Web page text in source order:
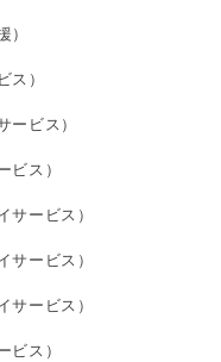
）
ス）
ービス）
ビス）
サービス）
サービス）
サービス）
ビス）